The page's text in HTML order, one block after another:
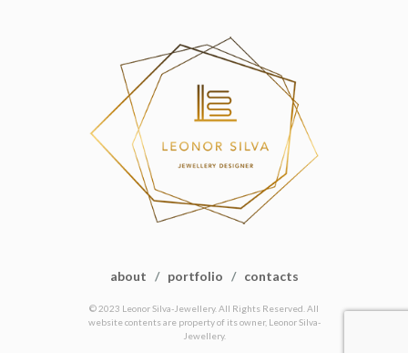
about / portfolio / contacts
© 2023 Leonor Silva-Jewellery. All Rights Reserved. All
website contents are property of its owner, Leonor Silva-
Jewellery.